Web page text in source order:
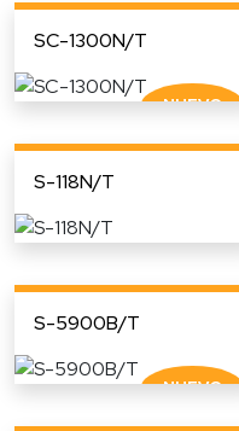
SC-1300N/T
S-118N/T
S-5900B/T